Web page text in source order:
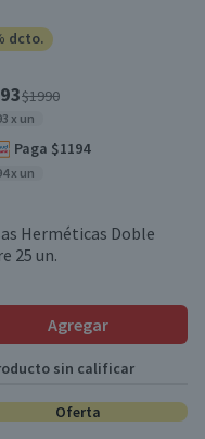
dcto.
$1990
x un
Paga $1194
x un
Herméticas Doble
25 un.
Agregar
sin calificar
Oferta